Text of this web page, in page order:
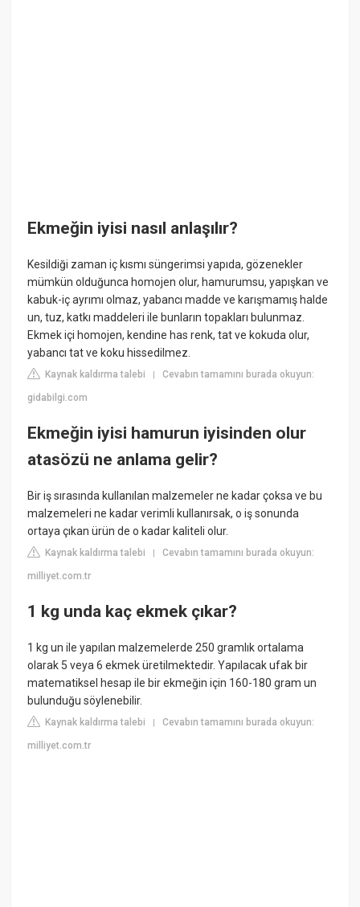
Ekmeğin iyisi nasıl anlaşılır?
Kesildiği zaman iç kısmı süngerimsi yapıda, gözenekler
mümkün olduğunca homojen olur, hamurumsu, yapışkan ve
kabuk-iç ayrımı olmaz, yabancı madde ve karışmamış halde
un, tuz, katkı maddeleri ile bunların topakları bulunmaz.
Ekmek içi homojen, kendine has renk, tat ve kokuda olur,
yabancı tat ve koku hissedilmez.
Kaynak kaldırma talebi |Cevabın tamamını burada okuyun:
gidabilgi.com
Ekmeğin iyisi hamurun iyisinden olur
atasözü ne anlama gelir?
Bir iş sırasında kullanılan malzemeler ne kadar çoksa ve bu
malzemeleri ne kadar verimli kullanırsak, o iş sonunda
ortaya çıkan ürün de o kadar kaliteli olur.
Kaynak kaldırma talebi |Cevabın tamamını burada okuyun:
milliyet.com.tr
1 kg unda kaç ekmek çıkar?
1 kg un ile yapılan malzemelerde 250 gramlık ortalama
olarak 5 veya 6 ekmek üretilmektedir. Yapılacak ufak bir
matematiksel hesap ile bir ekmeğin için 160-180 gram un
bulunduğu söylenebilir.
Kaynak kaldırma talebi |Cevabın tamamını burada okuyun:
milliyet.com.tr